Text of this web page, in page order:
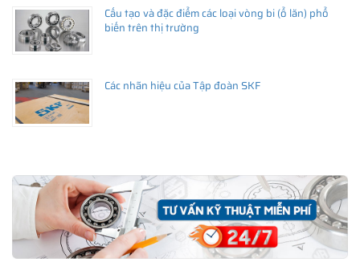
Cấu tạo và đặc điểm các loại vòng bi (ổ lăn) phổ
biến trên thị trường
Các nhãn hiệu của Tập đoàn SKF